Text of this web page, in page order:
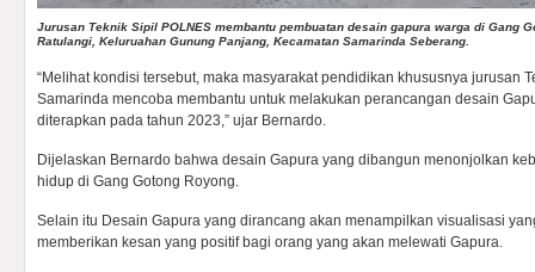
Jurusan Teknik Sipil POLNES membantu pembuatan desain gapura warga di Gang
Ratulangi, Keluruahan Gunung Panjang, Kecamatan Samarinda Seberang.
“Melihat kondisi tersebut, maka masyarakat pendidikan khususnya jurusan
Samarinda mencoba membantu untuk melakukan perancangan desain
diterapkan pada tahun 2023,” ujar Bernardo.
Dijelaskan Bernardo bahwa desain Gapura yang dibangun menonjolkan
hidup di Gang Gotong Royong.
Selain itu Desain Gapura yang dirancang akan menampilkan visualisasi
memberikan kesan yang positif bagi orang yang akan melewati Gapura.